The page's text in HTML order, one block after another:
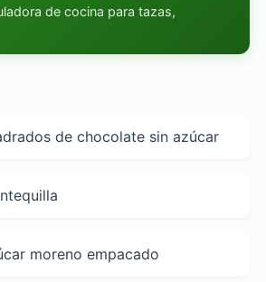
de cocina para tazas,
de chocolate sin azúcar
moreno empacado